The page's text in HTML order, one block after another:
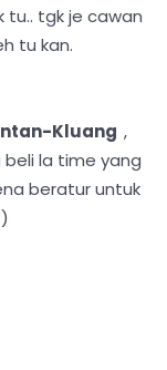
tu.. tgk je cawan
tu kan.
Kluang ,
la time yang
beratur untuk